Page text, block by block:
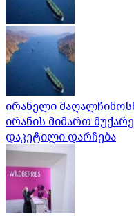
ირანელი
ირანის მიმართ
დაკეტილი დარჩება